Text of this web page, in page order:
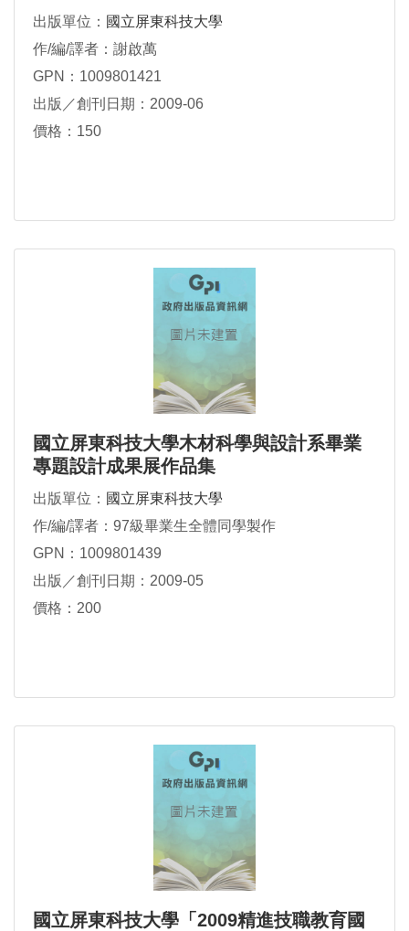
出版單位： 國立屏東科技大學
作/編/譯者：謝啟萬
GPN：1009801421
出版／創刊日期：2009-06
價格：150
國立屏東科技大學木材科學與設計系畢業
專題設計成果展作品集
出版單位： 國立屏東科技大學
作/編/譯者：97級畢業生全體同學製作
GPN：1009801439
出版／創刊日期：2009-05
價格：200
國立屏東科技大學「2009精進技職教育國